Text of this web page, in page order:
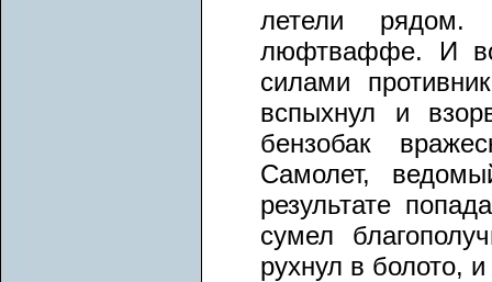
летели
люфтваффе. И
силами
вспыхнул и
бензобак
Самолет,
результате
сумел
рухнул в болото,